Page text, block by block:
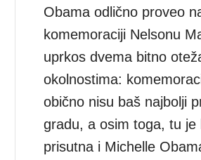
Obama odlično proveo
komemoraciji Nelsonu
uprkos dvema bitno
okolnostima:
obično nisu baš najbolji
gradu, a osim toga, tu je
prisutna i Michelle